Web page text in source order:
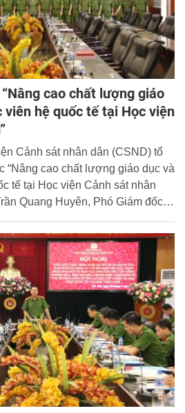
cao chất lượng giáo
viên hệ quốc tế tại Học viện
Cảnh sát nhân dân (CSND) tổ
“Nâng cao chất lượng giáo dục và
tế tại Học viện Cảnh sát nhân
Quang Huyên, Phó Giám đốc